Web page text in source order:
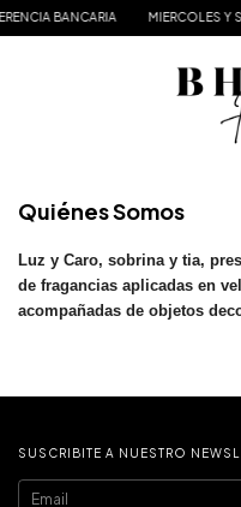
BANCARIA MIERCOLES Y
Quiénes Somos
Luz y Caro, sobrina y tia,
de fragancias aplicadas en
acompañadas de objetos
SUSCRIBITE A NUESTRO